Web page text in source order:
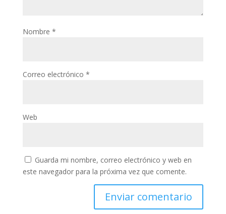
Nombre *
Correo electrónico *
Web
Guarda mi nombre, correo electrónico y web en
este navegador para la próxima vez que comente.